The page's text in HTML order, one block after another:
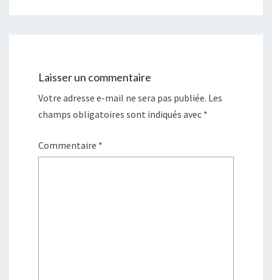
Laisser un commentaire
Votre adresse e-mail ne sera pas publiée. Les
champs obligatoires sont indiqués avec *
Commentaire *